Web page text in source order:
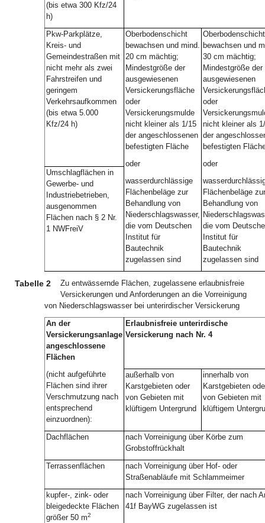
(bis etwa 300 Kfz/24
h)
Pkw-Parkplätze,
Kreis- und
Gemeindestraßen mit
nicht mehr als zwei
Fahrstreifen und
geringem
Verkehrsaufkommen
(bis etwa 5.000
Kfz/24 h)
Oberbodenschicht
bewachsen und mind.
20 cm mächtig;
Mindestgröße der
ausgewiesenen
Versickerungsfläche
oder
Versickerungsmulde
nicht kleiner als 1/15
der angeschlossenen
befestigten Fläche
Oberbodenschicht
bewachsen und
30 cm mächtig;
Mindestgröße der
ausgewiesenen
oder
nicht kleiner als
der
befestigten
oder
oder
Umschlagflächen in
Gewerbe- und
Industriebetrieben,
ausgenommen
Flächen nach § 2 Nr.
1 NWFreiV
wasserdurchlässige
Flächenbeläge zur
Behandlung von
Niederschlagswasser,
die vom Deutschen
Institut für
Bautechnik
zugelassen sind
Flächenbeläge zur
Behandlung von
die vom
Institut für
Bautechnik
zugelassen sind
Tabelle 2
Zu entwässernde Flächen, zugelassene erlaubnisfreie
Versickerungen und Anforderungen an die Vorreinigung
von Niederschlagswasser bei unterirdischer Versickerung
An der
Versickerungsanlage
angeschlossene
Flächen
Erlaubnisfreie unterirdische
Versickerung nach Nr. 4
(nicht aufgeführte
Flächen sind ihrer
Verschmutzung nach
entsprechend
einzuordnen):
außerhalb von
Karstgebieten oder
von Gebieten mit
klüftigem Untergrund
innerhalb von
Karstgebieten
von Gebieten mit
klüftigem
Dachflächen
nach Vorreinigung über Körbe zum
Grobstoffrückhalt
Terrassenflächen
nach Vorreinigung über Hof- oder
Straßenabläufe mit Schlammeimer
kupfer-, zink- oder
bleigedeckte Flächen
größer 50 m2
nach Vorreinigung über Filter, der nach
41f BayWG zugelassen ist